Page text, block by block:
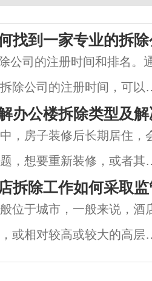
找到一家专业的拆
公司的注册时间和排名。
除公司的注册时间，可以
的施工经验，而建筑结构
排名能判断出一家拆除公司
点也能从侧面看到一家拆
办公楼拆除类型及
，房子装修后长期居住，
，想要重新装修，或者其
分墙壁。今天将告诉你办
决方案介绍，接下来我们将
了解。办公楼拆除类型及
拆除工作如何采取
位于城市，一般来说，酒
或相对较高或较大的高层
店拆除实施旧酒店拆迁施